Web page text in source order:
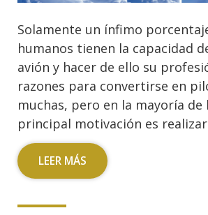
Solamente un ínfimo
humanos tienen la capacidad
avión y hacer de ello su
razones para convertirse en
muchas, pero en la mayoría de
principal motivación es realizar
LEER MÁS